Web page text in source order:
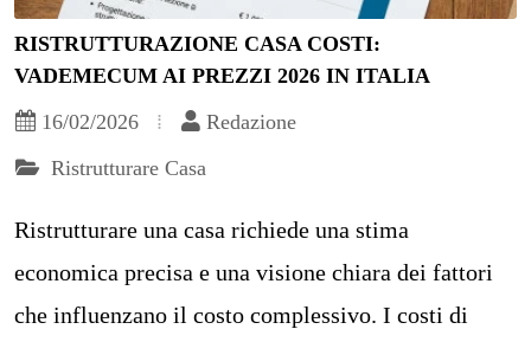
RISTRUTTURAZIONE CASA COSTI:
VADEMECUM AI PREZZI 2026 IN ITALIA
16/02/2026
Redazione
Ristrutturare Casa
Ristrutturare una casa richiede una stima
economica precisa e una visione chiara dei fattori
che influenzano il costo complessivo. I costi di